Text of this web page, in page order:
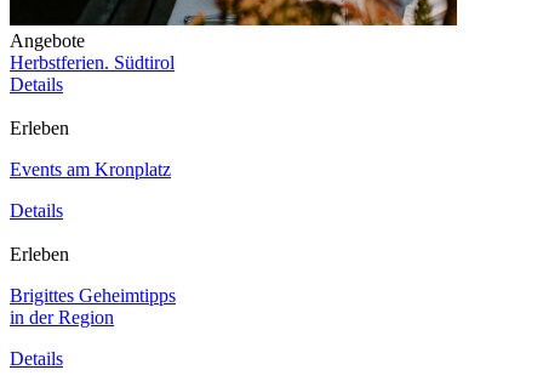
Angebote
Herbstferien. Südtirol
Details
Erleben
Events am Kronplatz
Details
Erleben
Brigittes Geheimtipps
in der Region
Details